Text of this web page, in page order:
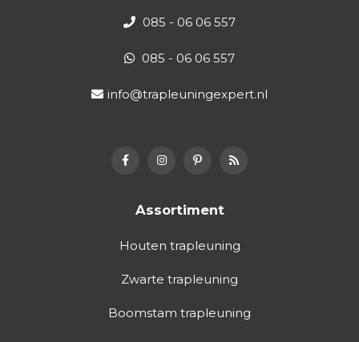
085 - 06 06 557
085 - 06 06 557
info@trapleuningexpert.nl
Assortiment
Houten trapleuning
Zwarte trapleuning
Boomstam trapleuning